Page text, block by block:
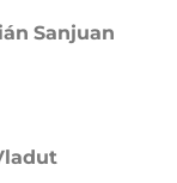
Sanjuan